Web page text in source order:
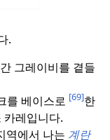
.
그레이비를 곁들
를 베이스로 [69]한
카레입니다.
역에서 나는 계란